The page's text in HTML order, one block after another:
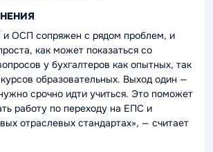
ОСП сопряжен с рядом проблем, и
как может показаться со
у бухгалтеров как опытных, так
образовательных. Выход один —
срочно идти учиться. Это поможет
работу по переходу на ЕПС и
отраслевых стандартах», — считает